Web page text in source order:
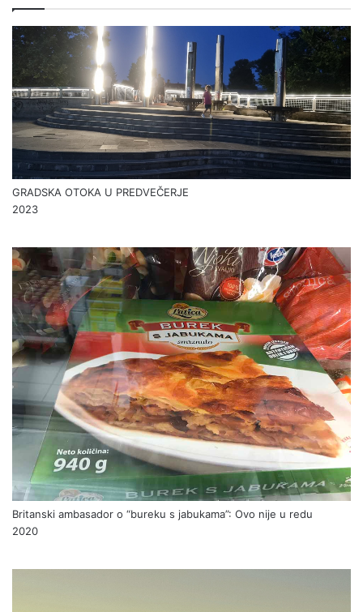
GRADSKA OTOKA U PREDVEČERJE
2023
Britanski ambasador o “bureku s jabukama”: Ovo nije u redu
2020